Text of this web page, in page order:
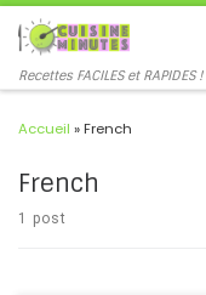
Recettes FACILES et RAPIDES !
Accueil »French
French
1 post